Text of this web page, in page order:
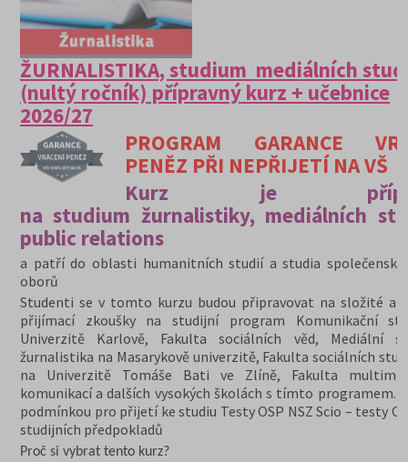
ŽURNALISTIKA, studium mediálních
(nultý ročník) přípravný kurz + učebnice
2026/27
PROGRAM GARANCE
PENĚZ PŘI NEPŘIJETÍ NA VŠ
Kurz je
na studium žurnalistiky, mediálních
public relations
a patří do oblasti humanitních studií a studia
oborů
Studenti se v tomto kurzu budou připravovat na složité a
přijímací zkoušky na studijní program Komunikační
Univerzitě Karlově, Fakulta sociálních věd, Mediální
žurnalistika na Masarykově univerzitě, Fakulta sociálních
na Univerzitě Tomáše Bati ve Zlíně, Fakulta
komunikací a dalších vysokých školách s tímto programem.
podmínkou pro přijetí ke studiu Testy OSP NSZ Scio – testy
studijních předpokladů
Proč si vybrat tento kurz?